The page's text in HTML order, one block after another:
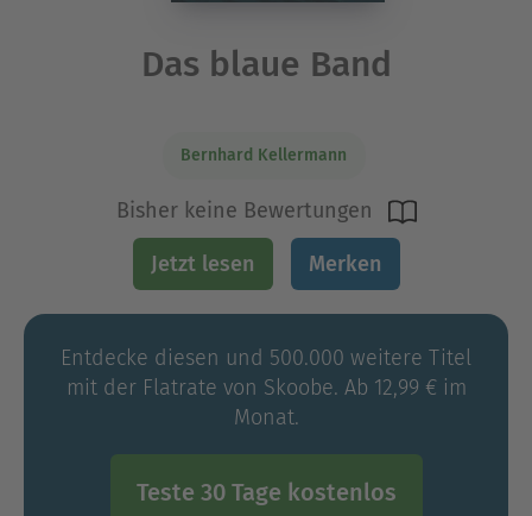
Das blaue Band
Bernhard Kellermann
Bisher keine Bewertungen
Jetzt lesen Merken
Entdecke diesen und 500.000 weitere Titel
mit der Flatrate von Skoobe. Ab 12,99 € im
Monat.
Teste 30 Tage kostenlos